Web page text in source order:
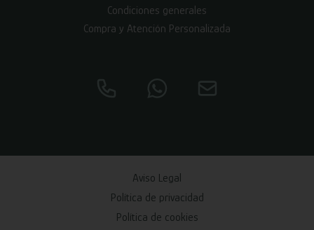
Condiciones generales
Compra y Atención Personalizada
Aviso Legal
Política de privacidad
Política de cookies